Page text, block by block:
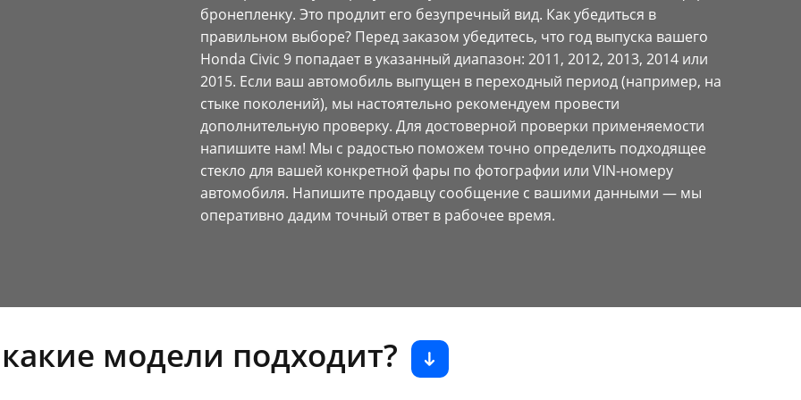
бронепленку. Это продлит его безупречный вид. Как убедиться в
правильном выборе? Перед заказом убедитесь, что год выпуска вашего
Honda Civic 9 попадает в указанный диапазон: 2011, 2012, 2013, 2014 или
2015. Если ваш автомобиль выпущен в переходный период (например, на
стыке поколений), мы настоятельно рекомендуем провести
дополнительную проверку. Для достоверной проверки применяемости
напишите нам! Мы с радостью поможем точно определить подходящее
стекло для вашей конкретной фары по фотографии или VIN-номеру
автомобиля. Напишите продавцу сообщение с вашими данными — мы
оперативно дадим точный ответ в рабочее время.
модели подходит?